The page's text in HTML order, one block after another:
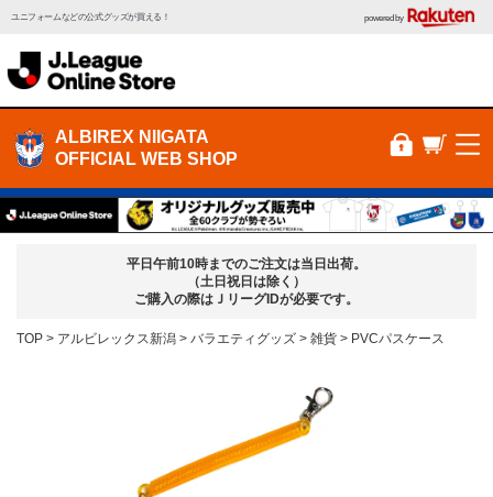
ユニフォームなどの公式グッズが買える！ powered by
ALBIREX NIIGATA
OFFICIAL WEB SHOP
平日午前10時までのご注文は当日出荷。
（土日祝日は除く）
ご購入の際はＪリーグIDが必要です。
TOP アルビレックス新潟 バラエティグッズ 雑貨 PVCパスケース